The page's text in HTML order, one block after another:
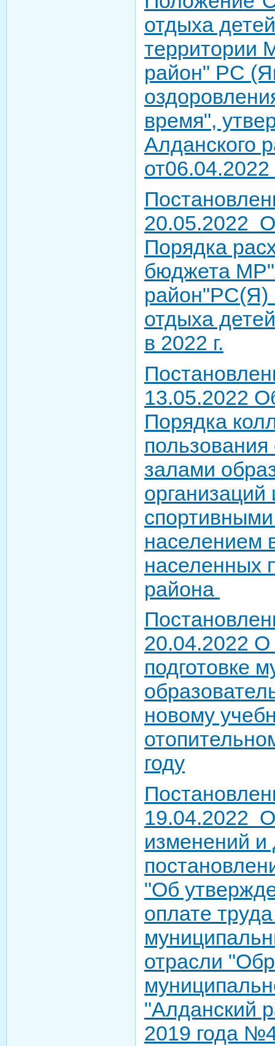
отдыха
территории
район" РС
время",
Алданского
20.05.2022
Порядка
бюджета
район"РС(Я)
отдыха
в 2022 г.
13.05.2022
Порядка
залами
организаций
населением
населенных
района
20.04.2022
подготовке
новому
году
19.04.2022
изменений и
"Об
оплате
отрасли
"Алданский
2019 года